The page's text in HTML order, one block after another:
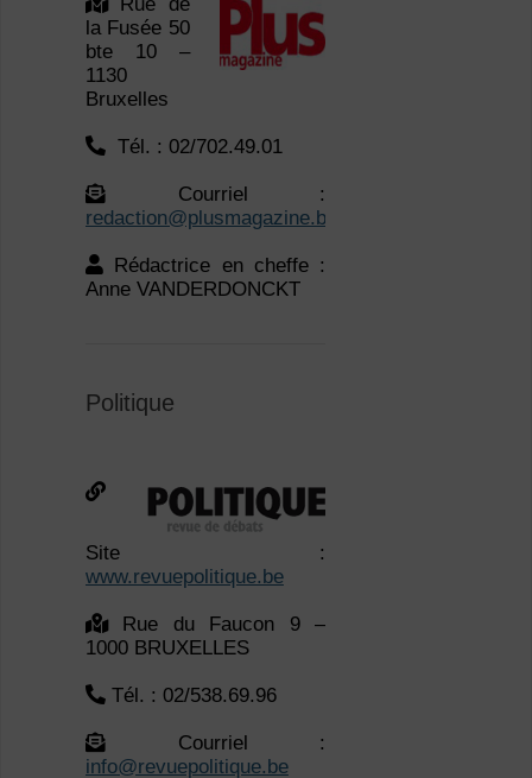
Tél. : 02/702.49.01
Courriel :
Anne VANDERDONCKT
Politique
www.revuepolitique.be
Rue du Faucon 9 –
1000 BRUXELLES
Courriel :
Martine GEORGES